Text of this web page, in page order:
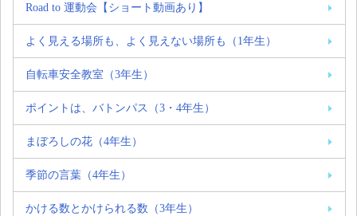
Road to 運動会【ショート動画あり】
よく見える場所も、よく見えない場所も（1年生）
自転車安全教室（3年生）
ポイントは、バトンパス（3・4年生）
まぼろしの花（4年生）
季節の言葉（4年生）
かける数とかけられる数（3年生）